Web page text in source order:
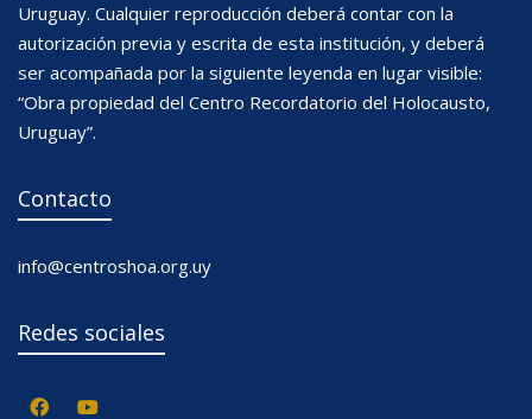
Uruguay. Cualquier reproducción deberá contar con la
autorización previa y escrita de esta institución, y deberá
ser acompañada por la siguiente leyenda en lugar visible:
“Obra propiedad del Centro Recordatorio del Holocausto,
Uruguay”.
Contacto
info@centroshoa.org.uy
Redes sociales